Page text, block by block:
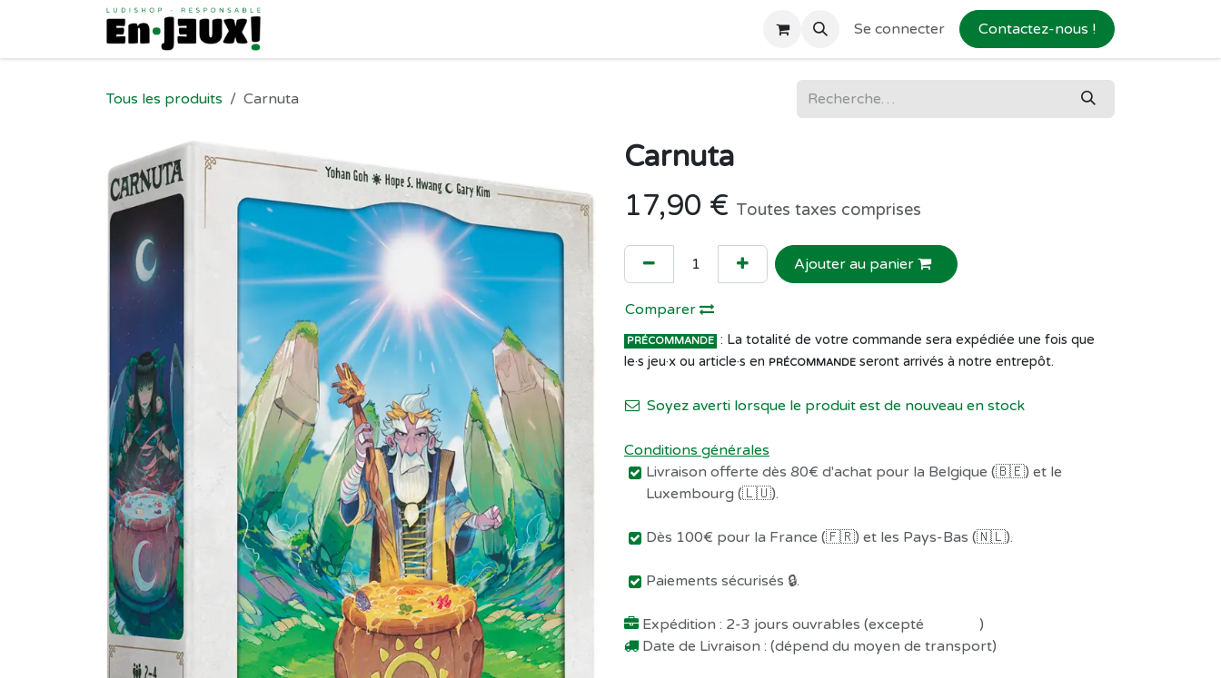
Se rendre au contenu
Se connecter Contactez-nous !
Tous les produits Carnuta
Carnuta
17,90 € Toutes taxes comprises
Ajouter au panier
Comparer
PRÉCOMMANDE : La totalité de votre commande sera expédiée une fois que
le·s jeu·x ou article·s en PRÉCOMMANDE seront arrivés à notre entrepôt.
Soyez averti lorsque le produit est de nouveau en stock
Conditions générales
Livraison offerte dès 80€ d'achat pour la Belgique (🇧🇪) et le
Luxembourg (🇱🇺).
Dès 100€ pour la France (🇫🇷) et les Pays-Bas (🇳🇱).
Paiements sécurisés 🔒.
Expédition : 2-3 jours ouvrables (excepté
)
Date de Livraison : (dépend du moyen de transport)